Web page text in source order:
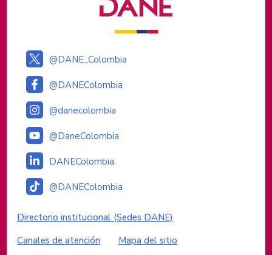
@DANE_Colombia
@DANEColombia
@danecolombia
@DaneColombia
DANEColombia
@DANEColombia
Enlaces institucionales
Directorio institucional (Sedes DANE)
Canales de atención
Mapa del sitio